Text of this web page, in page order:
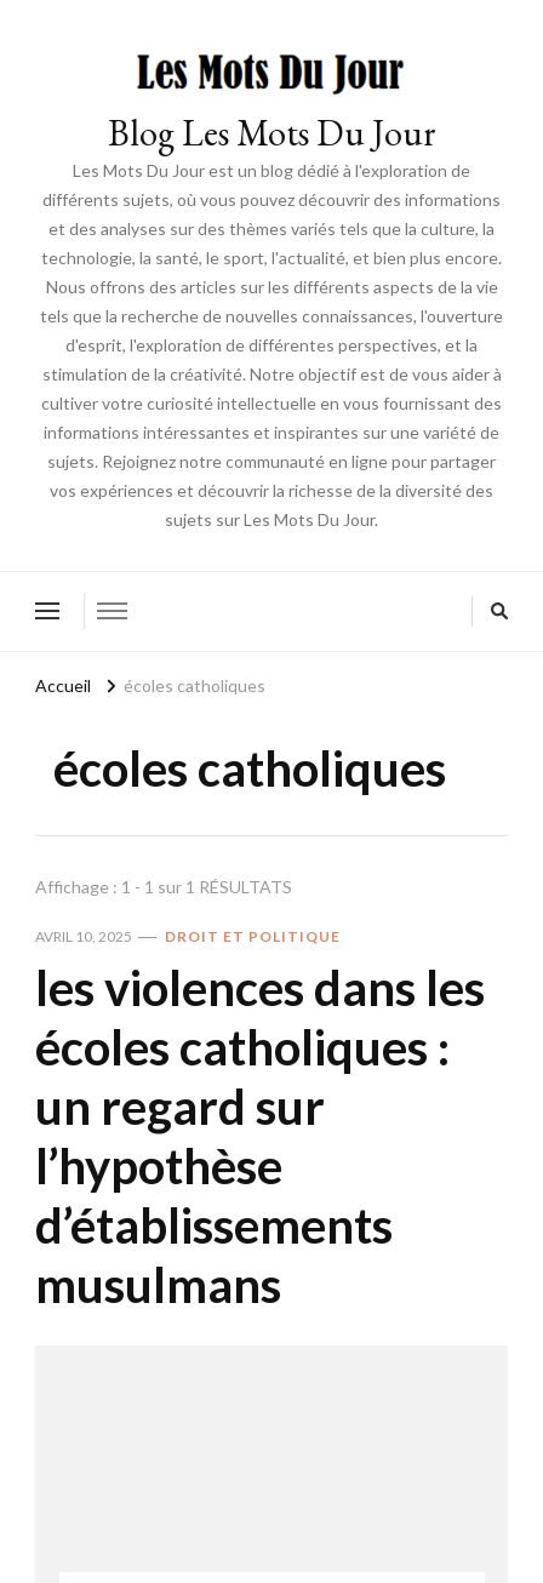
Blog Les Mots Du Jour
Les Mots Du Jour est un blog dédié à l'exploration de
différents sujets, où vous pouvez découvrir des informations
et des analyses sur des thèmes variés tels que la culture, la
technologie, la santé, le sport, l'actualité, et bien plus encore.
Nous offrons des articles sur les différents aspects de la vie
tels que la recherche de nouvelles connaissances, l'ouverture
d'esprit, l'exploration de différentes perspectives, et la
stimulation de la créativité. Notre objectif est de vous aider à
cultiver votre curiosité intellectuelle en vous fournissant des
informations intéressantes et inspirantes sur une variété de
sujets. Rejoignez notre communauté en ligne pour partager
vos expériences et découvrir la richesse de la diversité des
sujets sur Les Mots Du Jour.
Accueil écoles catholiques
écoles catholiques
Affichage : 1 - 1 sur 1 RÉSULTATS
AVRIL 10, 2025 DROIT ET POLITIQUE
les violences dans les
écoles catholiques :
un regard sur
l’hypothèse
d’établissements
musulmans